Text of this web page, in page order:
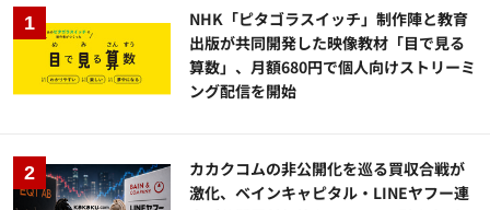
NHK「ピタゴラスイッチ」制作陣と教育
出版が共同開発した映像教材「目で見る
算数」、月額680円で個人向けストリーミ
ング配信を開始
カカクコムの非公開化を巡る買収合戦が
激化、ベインキャピタル・LINEヤフー連